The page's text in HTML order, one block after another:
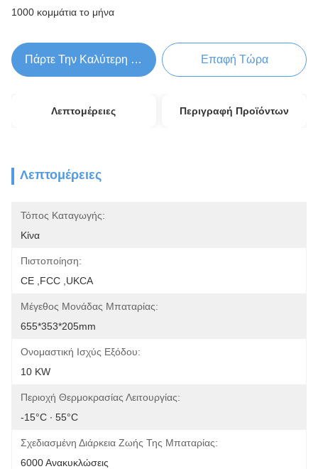
1000 κομμάτια το μήνα
Πάρτε Την Καλύτερη Τιμή Επαφή Τώρα
Λεπτομέρειες Περιγραφή Προϊόντων
Λεπτομέρειες
Τόπος Καταγωγής:
Κίνα
Πιστοποίηση:
CE ,FCC ,UKCA
Μέγεθος Μονάδας Μπαταρίας:
655*353*205mm
Ονομαστική Ισχύς Εξόδου:
10 KW
Περιοχή Θερμοκρασίας Λειτουργίας:
-15°C ∙ 55°C
Σχεδιασμένη Διάρκεια Ζωής Της Μπαταρίας:
6000 Ανακυκλώσεις